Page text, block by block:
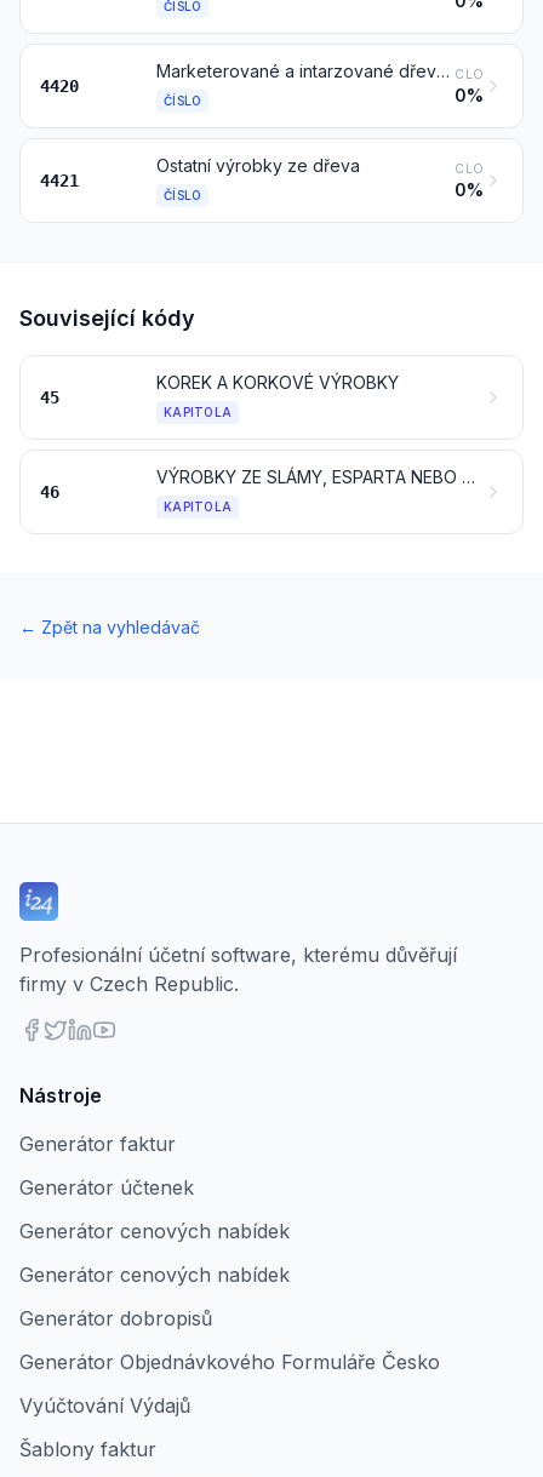
ČÍSLO
4420
Marketerované a intarzované dřevo; skříňky a pouzdra na klenoty nebo příbory a podobné výrobky, ze dřeva; sošky a jiné ozdobné předměty, ze dřeva; dřevěný nábytek, který nepatří do kapitoly 94
ČÍSLO
CLO
0%
4421
Ostatní výrobky ze dřeva
ČÍSLO
CLO
0%
Související kódy
45
KOREK A KORKOVÉ VÝROBKY
KAPITOLA
46
VÝROBKY ZE SLÁMY, ESPARTA NEBO JINÝCH PLETACÍCH MATERIÁLŮ; KOŠÍKÁŘSKÉ A PROUTĚNÉ VÝROBKY
KAPITOLA
← Zpět na vyhledávač
Profesionální účetní software, kterému důvěřují
firmy v Czech Republic.
Nástroje
Generátor faktur
Generátor účtenek
Generátor cenových nabídek
Generátor cenových nabídek
Generátor dobropisů
Generátor Objednávkového Formuláře Česko
Vyúčtování Výdajů
Šablony faktur